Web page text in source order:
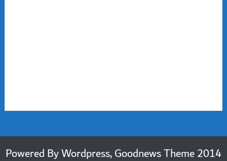
2014 Powered By Wordpress, Goodnews Theme